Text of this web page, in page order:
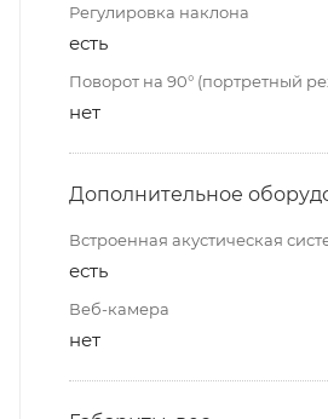
Регулировка наклона
есть
Поворот на 90° (портретный
нет
Дополнительное
Встроенная акустическая
есть
Веб-камера
нет